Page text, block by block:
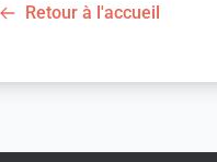
Retour à l'accueil